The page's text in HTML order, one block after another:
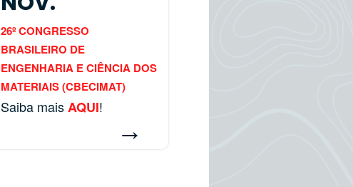
26º CONGRESSO
BRASILEIRO DE
ENGENHARIA E CIÊNCIA DOS
MATERIAIS (CBECIMAT)
Saiba maisAQUI!
→